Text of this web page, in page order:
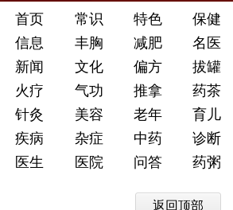
首页 常识 特色 保健
信息
丰胸 减肥 名医
新闻
文化 偏方 拔罐
火疗
气功 推拿 药茶
针灸
美容 老年 育儿
疾病
杂症 中药 诊断
医生
医院 问答 药粥
返回顶部